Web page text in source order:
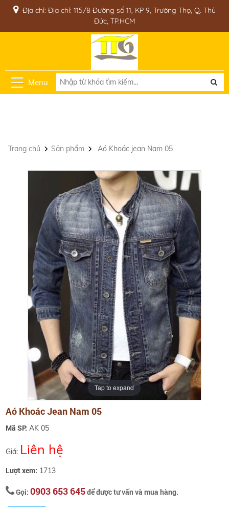
Địa chỉ: Địa chỉ: 115/8 Đường số 11, KP 9, Trường Thọ, Q. Thủ
Đức, TP.HCM
Menu
Trang chủ Sản phẩm Aó Khoác jean Nam 05
Tap to expand
Aó Khoác Jean Nam 05
Mã SP: AK 05
Giá: Liên hệ
Lượt xem: 1713
Gọi:0903 653 645để được tư vấn và mua hàng.